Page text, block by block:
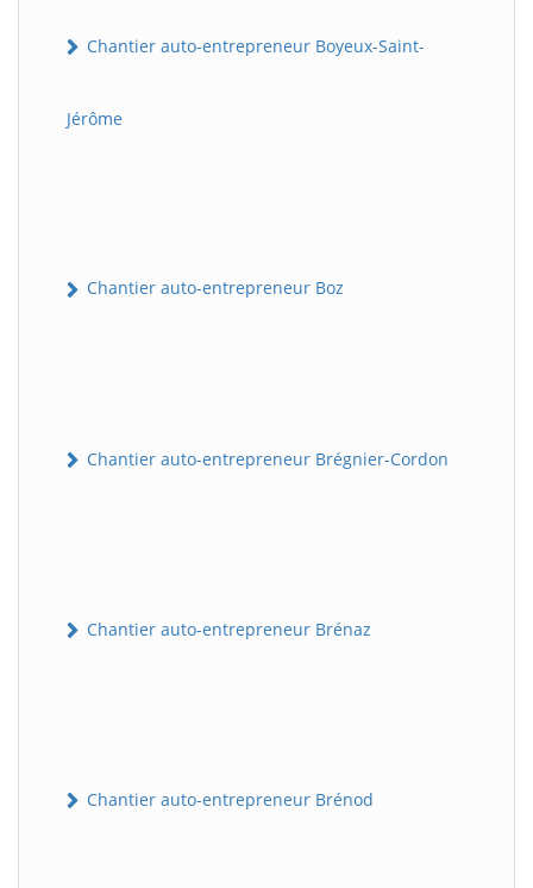
Chantier auto-entrepreneur Boyeux-Saint-
Jérôme
Chantier auto-entrepreneur Boz
Chantier auto-entrepreneur Brégnier-Cordon
Chantier auto-entrepreneur Brénaz
Chantier auto-entrepreneur Brénod